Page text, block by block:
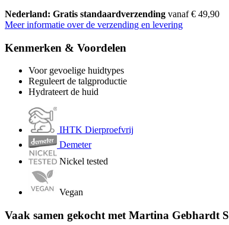
Nederland: Gratis standaardverzending vanaf € 49,90
Meer informatie over de verzending en levering
Kenmerken & Voordelen
Voor gevoelige huidtypes
Reguleert de talgproductie
Hydrateert de huid
IHTK Dierproefvrij
Demeter
Nickel tested
Vegan
Vaak samen gekocht met Martina Gebhardt